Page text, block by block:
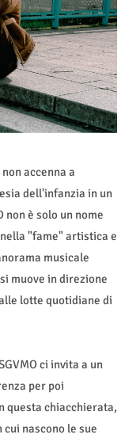
accenna a
dell'infanzia in un
è solo un nome
"fame" artistica e
musicale
muove in direzione
lotte quotidiane di
ci invita a un
per poi
questa chiacchierata,
nascono le sue